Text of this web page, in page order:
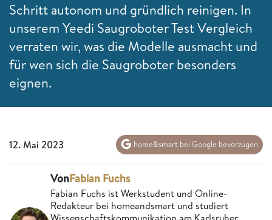
Schritt autonom und gründlich reinigen. In
unserem Yeedi Saugroboter Test Vergleich
verraten wir, was die Modelle ausmacht und
für wen sich die Saugroboter besonders
eignen.
12. Mai 2023 home&smart bei Google bevorzugen
VonFabian Fuchs
Fabian Fuchs ist Werkstudent und Online-
Redakteur bei homeandsmart und studiert